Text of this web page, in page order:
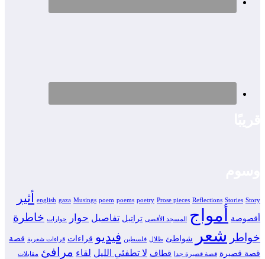
english gaza Musings poem poems poetry Prose pieces Reflections Stories Story أثير
أقصوصة أمواج المسجد الأقصى تراتيل تفاصيل حوار حوارات خاطرة
خواطر شعر شواطئ ظلال فلسطين فيديو قراءات قراءات شعرية قصة
قصة قصيرة قصة قصيرة جدا قطاف لا تطفئي الليل لقاء مرافئ مقابلات